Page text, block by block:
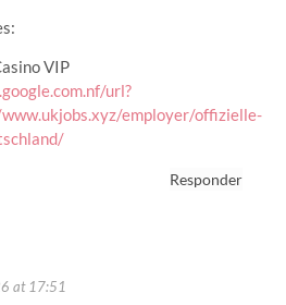
VIP
url?
employer/offizielle-
Responder
at 17:51